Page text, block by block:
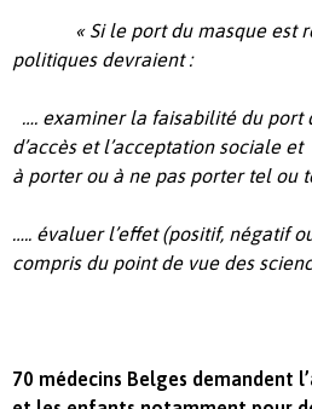
« Si le port du masque est
politiques devraient :
…. examiner la faisabilité du port
d’accès et l’acceptation sociale
à porter ou à ne pas porter tel ou
….. évaluer l’effet (positif, négatif
compris du point de vue des
70 médecins Belges demandent